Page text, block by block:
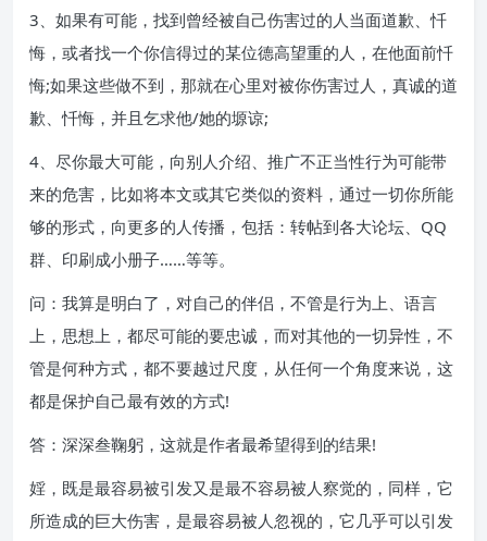
3、如果有可能，找到曾经被自己伤害过的人当面道歉、忏
悔，或者找一个你信得过的某位德高望重的人，在他面前忏
悔;如果这些做不到，那就在心里对被你伤害过人，真诚的道
歉、忏悔，并且乞求他/她的塬谅;
4、尽你最大可能，向别人介绍、推广不正当性行为可能带
来的危害，比如将本文或其它类似的资料，通过一切你所能
够的形式，向更多的人传播，包括：转帖到各大论坛、QQ
群、印刷成小册子……等等。
问：我算是明白了，对自己的伴侣，不管是行为上、语言
上，思想上，都尽可能的要忠诚，而对其他的一切异性，不
管是何种方式，都不要越过尺度，从任何一个角度来说，这
都是保护自己最有效的方式!
答：深深叁鞠躬，这就是作者最希望得到的结果!
婬，既是最容易被引发又是最不容易被人察觉的，同样，它
所造成的巨大伤害，是最容易被人忽视的，它几乎可以引发